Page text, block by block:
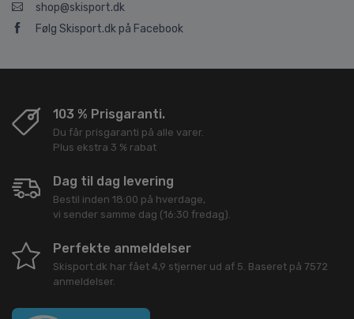
shop@skisport.dk
Følg Skisport.dk på Facebook
103 % Prisgaranti.
Du får prisgaranti på alle varer.
Plus ekstra 3 % rabat
Dag til dag levering
Bestil inden 18:00 på hverdage,
vi sender samme dag (16:30 fredag).
Perfekte anmeldelser
Skisport.dk har fået 4,9 stjerner ud af 5. Baseret på 7572
anmeldelser.